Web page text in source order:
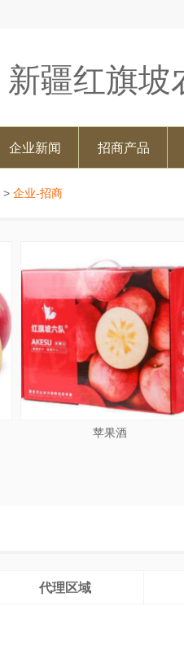
新疆红旗坡
企业新闻 招商产品
> 企业-招商
苹果酒
代理区域